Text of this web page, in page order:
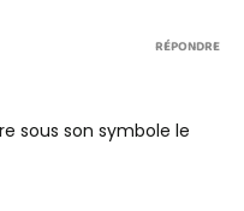
sous son symbole le
RÉPONDRE